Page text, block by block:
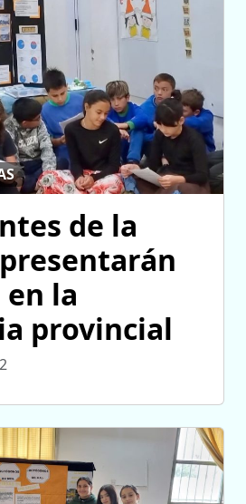
de la
la
provincial